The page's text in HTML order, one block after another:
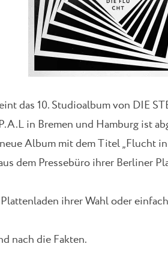
das 10. Studioalbum von DIE
in Bremen und Hamburg ist
Album mit dem Titel „Flucht
dem Pressebüro ihrer Berliner
ihrer Wahl oder
nach die Fakten.